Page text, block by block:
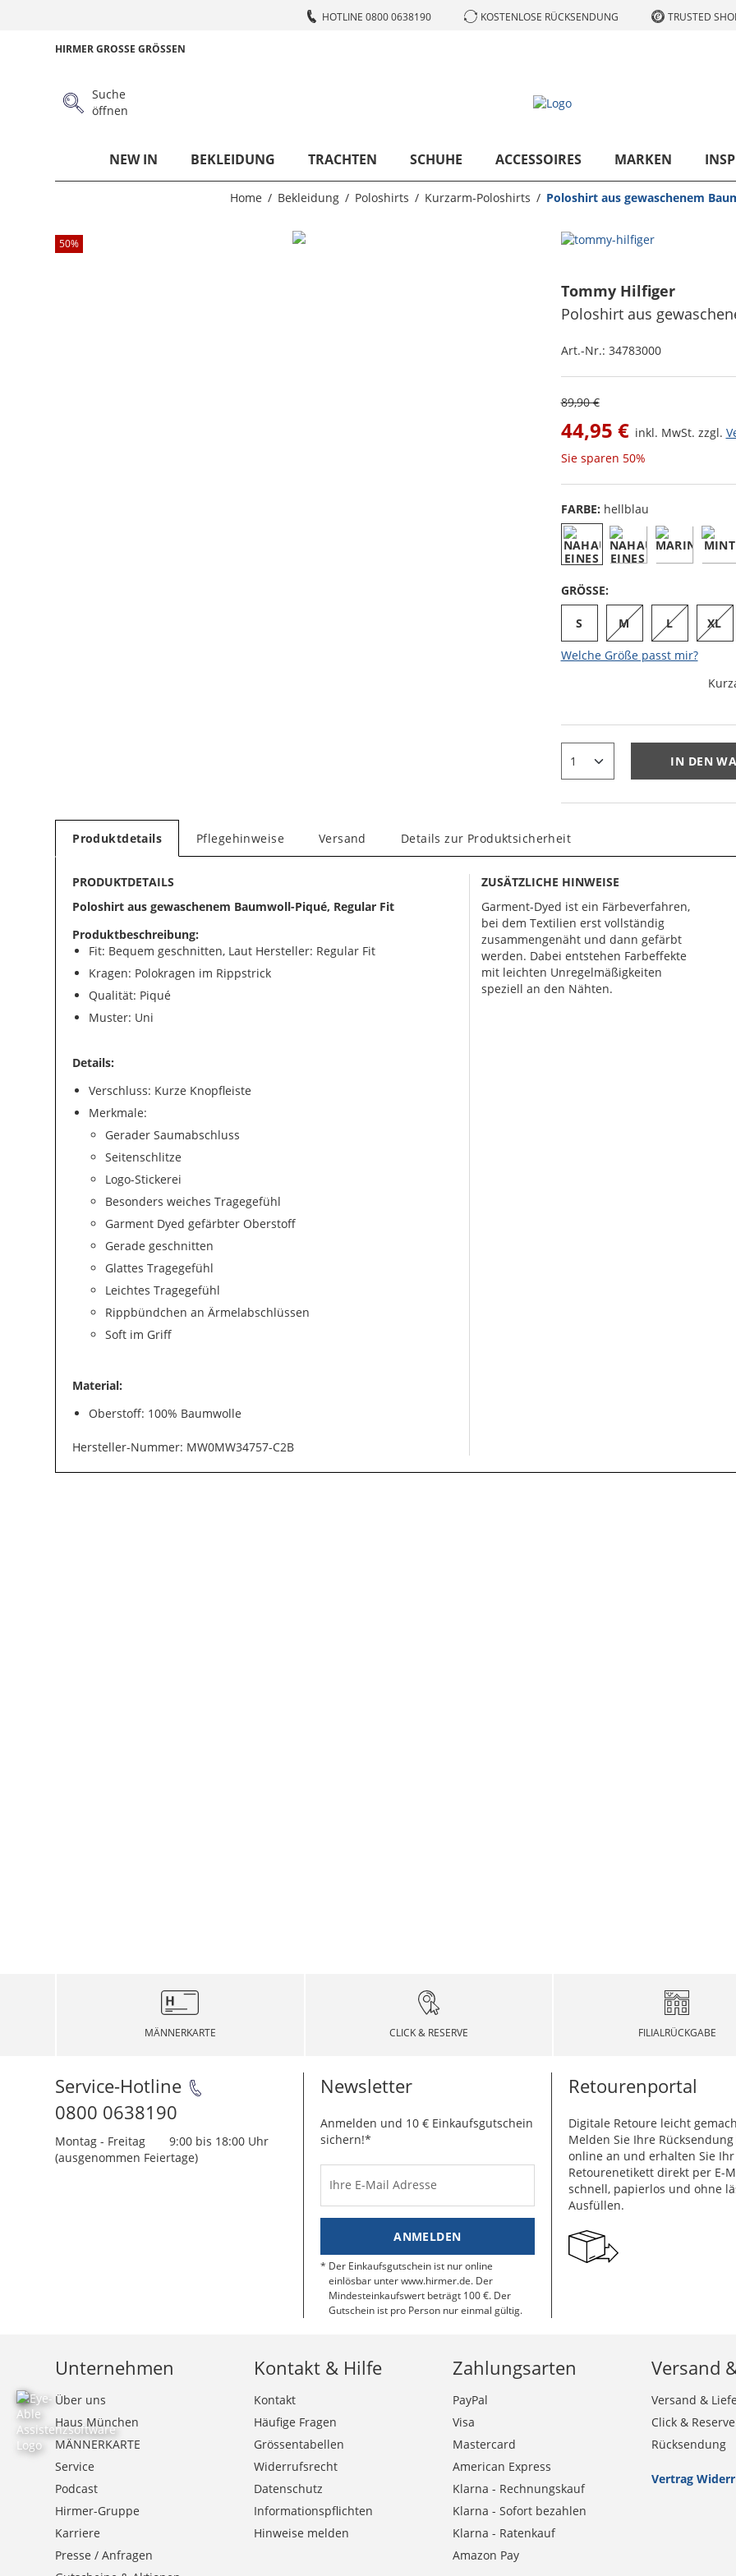
HOTLINE 0800 0638190 KOSTENLOSE RÜCKSENDUNG TRUSTED
HIRMER GROSSE GRÖSSEN
Suche
öffnen
NEW IN BEKLEIDUNG TRACHTEN SCHUHE ACCESSOIRES MARKEN
Home Bekleidung Poloshirts Kurzarm-Poloshirts Poloshirt aus gewaschenem
50%
Tommy Hilfiger
Poloshirt aus
Art.-Nr.: 34783000
89,90 €
44,95 € inkl. MwSt. zzgl.
Sie sparen 50%
FARBE: hellblau
GRÖSSE:
S M L XL
Welche Größe passt mir?
IN DEN
Produktdetails Pflegehinweise Versand Details zur Produktsicherheit
PRODUKTDETAILS
Poloshirt aus gewaschenem Baumwoll-Piqué, Regular Fit
Produktbeschreibung:
Fit: Bequem geschnitten, Laut Hersteller: Regular Fit
Kragen: Polokragen im Rippstrick
Qualität: Piqué
Muster: Uni
Details:
Verschluss: Kurze Knopfleiste
Merkmale:
Gerader Saumabschluss
Seitenschlitze
Logo-Stickerei
Besonders weiches Tragegefühl
Garment Dyed gefärbter Oberstoff
Gerade geschnitten
Glattes Tragegefühl
Leichtes Tragegefühl
Rippbündchen an Ärmelabschlüssen
Soft im Griff
Material:
Oberstoff: 100% Baumwolle
Hersteller-Nummer: MW0MW34757-C2B
ZUSÄTZLICHE HINWEISE
Garment-Dyed ist ein Färbeverfahren,
bei dem Textilien erst vollständig
zusammengenäht und dann gefärbt
werden. Dabei entstehen Farbeffekte
mit leichten Unregelmäßigkeiten
speziell an den Nähten.
MÄNNERKARTE CLICK & RESERVE FILIALRÜCKGABE
Service-Hotline
0800 0638190
Montag - Freitag
9:00 bis 18:00 Uhr
(ausgenommen Feiertage)
Newsletter
Anmelden und 10 € Einkaufsgutschein
sichern!*
Ihre E-Mail Adresse
ANMELDEN
Der Einkaufsgutschein ist nur online
einlösbar unter www.hirmer.de. Der
Mindesteinkaufswert beträgt 100 €. Der
Gutschein ist pro Person nur einmal gültig.
Retourenportal
Digitale Retoure leicht
Melden Sie Ihre
online an und erhalten Sie Ihr
Retourenetikett direkt per E-
schnell, papierlos und ohne
Ausfüllen.
Unternehmen
Über uns
Haus München
MÄNNERKARTE
Service
Podcast
Hirmer-Gruppe
Karriere
Presse / Anfragen
Kontakt & Hilfe
Kontakt
Häufige Fragen
Grössentabellen
Widerrufsrecht
Datenschutz
Informationspflichten
Hinweise melden
Zahlungsarten
PayPal
Visa
Mastercard
American Express
Klarna - Rechnungskauf
Klarna - Sofort bezahlen
Klarna - Ratenkauf
Amazon Pay
Versand
Versand &
Click & Reserve
Rücksendung
Vertrag